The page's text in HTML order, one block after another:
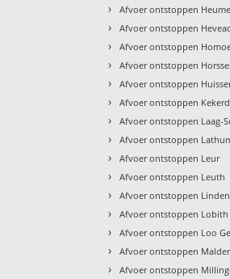
› Afvoer ontstoppen
› Afvoer ontstoppen
› Afvoer ontstoppen
› Afvoer ontstoppen
› Afvoer ontstoppen
› Afvoer ontstoppen
› Afvoer ontstoppen Laag-
› Afvoer ontstoppen
› Afvoer ontstoppen Leur
› Afvoer ontstoppen Leuth
› Afvoer ontstoppen Linden
› Afvoer ontstoppen Lobith
› Afvoer ontstoppen Loo
› Afvoer ontstoppen
› Afvoer ontstoppen